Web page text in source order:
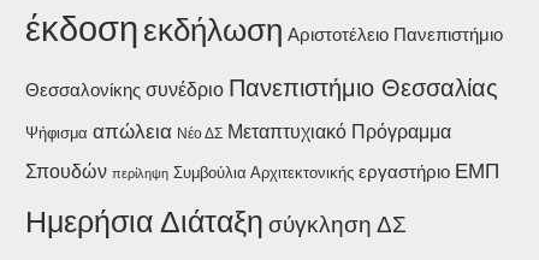
έκδοση εκδήλωση Αριστοτέλειο Πανεπιστήμιο
Θεσσαλονίκης συνέδριο Πανεπιστήμιο Θεσσαλίας
Ψήφισμα απώλεια Νέο ΔΣ Μεταπτυχιακό Πρόγραμμα
Σπουδών περίληψη Συμβούλια Αρχιτεκτονικής εργαστήριο ΕΜΠ
Ημερήσια Διάταξη σύγκληση ΔΣ